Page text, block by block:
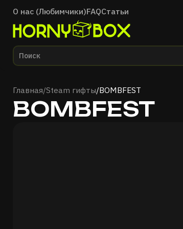
О нас (Любимчики)FAQСтатьи
Главная
Главная/Steam гифты/BOMBFEST
BOMBFEST